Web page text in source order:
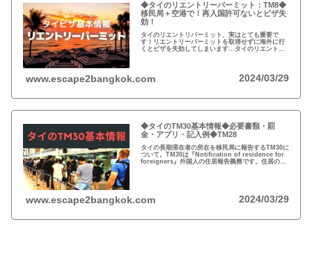
◆タイのリエントリーパーミット：TM8◆
移民局＋空港で！再入国許可ないとビザ失
効！
タイのリエントリパーミット、実はとても重要で
す！リエントリーパーミットを取得せずに海外に行
くとビザを失効してしまいます…タイのリエントリ
www.escape2bangkok.com 2024/03/29
◆タイのTM30基本情報◆必要書類・罰
金・アプリ・記入例◆TM28
タイの長期滞在者の所在を移民局に報告するTM30に
ついて。TM30は『Notification of residence for
foreigners』外国人の住居報告義務です。住居のオ
www.escape2bangkok.com 2024/03/29